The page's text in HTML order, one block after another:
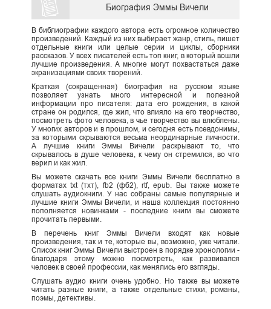
Биография Эммы Вичели
В библиографии каждого автора есть огромное количество
произведений. Каждый из них выбирает жанр, стиль, пишет
отдельные книги или целые серии и циклы, сборники
рассказов. У всех писателей есть топ книг, в который вошли
лучшие произведения. А многие могут похвастаться даже
экранизациями своих творений.
Краткая (сокращенная) биография на русском языке
позволяет узнать много интересной и полезной
информации про писателя: дата его рождения, в какой
стране он родился, где жил, что влияло на его творчество,
посмотреть фото человека, в чье творчество вы влюблены.
У многих авторов и в прошлом, и сегодня есть псевдонимы,
за которыми скрываются весьма неординарные личности.
А лучшие книги Эммы Вичели раскрывают то, что
скрывалось в душе человека, к чему он стремился, во что
верил и как жил.
Вы можете скачать все книги Эммы Вичели бесплатно в
форматах txt (тхт), fb2 (фб2), rtf, epub. Вы также можете
слушать аудиокниги. У нас собраны самые популярные и
лучшие книги Эммы Вичели, и наша коллекция постоянно
пополняется новинками - последние книги вы сможете
прочитать первыми.
В перечень книг Эммы Вичели входят как новые
произведения, так и те, которые вы, возможно, уже читали.
Список книг Эммы Вичели выстроен в порядке хронологии -
благодаря этому можно посмотреть, как развивался
человек в своей профессии, как менялись его взгляды.
Слушать аудио книги очень удобно. Но также вы можете
читать разные книги, а также отдельные стихи, романы,
поэмы, детективы.